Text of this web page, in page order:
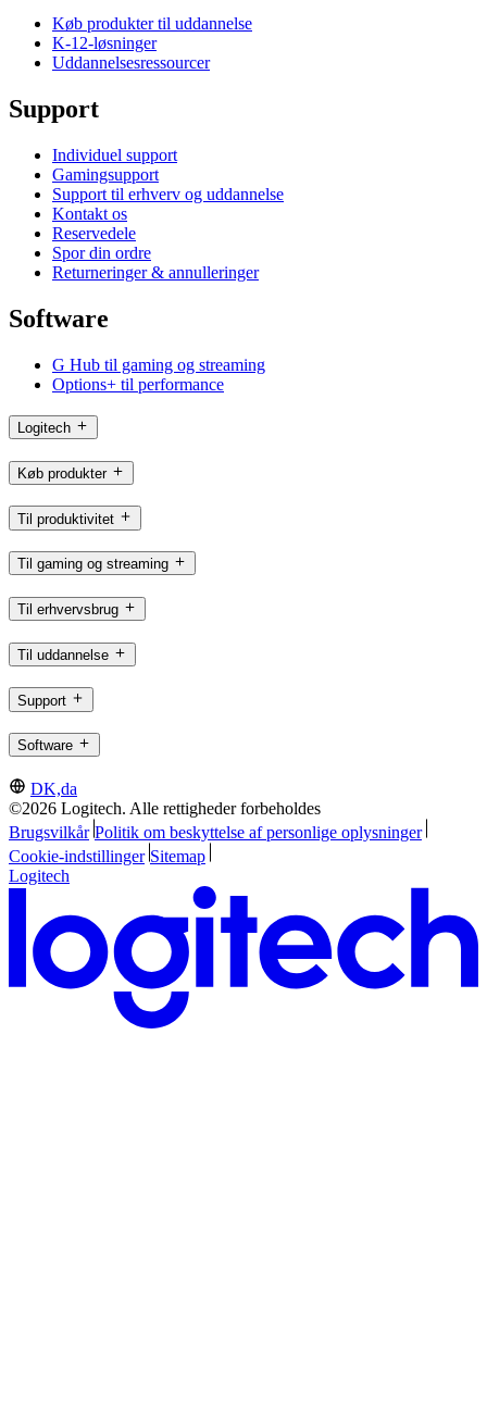
Køb produkter til uddannelse
K-12-løsninger
Uddannelsesressourcer
Support
Individuel support
Gamingsupport
Support til erhverv og uddannelse
Kontakt os
Reservedele
Spor din ordre
Returneringer & annulleringer
Software
G Hub til gaming og streaming
Options+ til performance
Logitech
Køb produkter
Til produktivitet
Til gaming og streaming
Til erhvervsbrug
Til uddannelse
Support
Software
DK,da
©2026 Logitech. Alle rettigheder forbeholdes
Brugsvilkår Politik om beskyttelse af personlige oplysninger
Cookie-indstillinger Sitemap
Logitech